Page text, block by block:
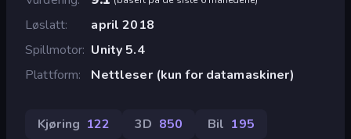
Løslatt
april 2018
Spillmotor Unity 5.4
Plattform
Nettleser (kun for datamaskiner)
Kjøring 122 3D 850 Bil 195